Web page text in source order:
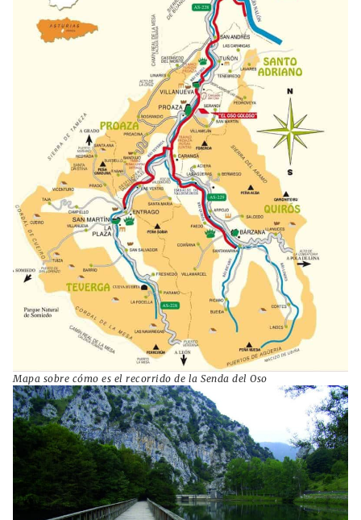
Mapa sobre cómo es el recorrido de la Senda del Oso